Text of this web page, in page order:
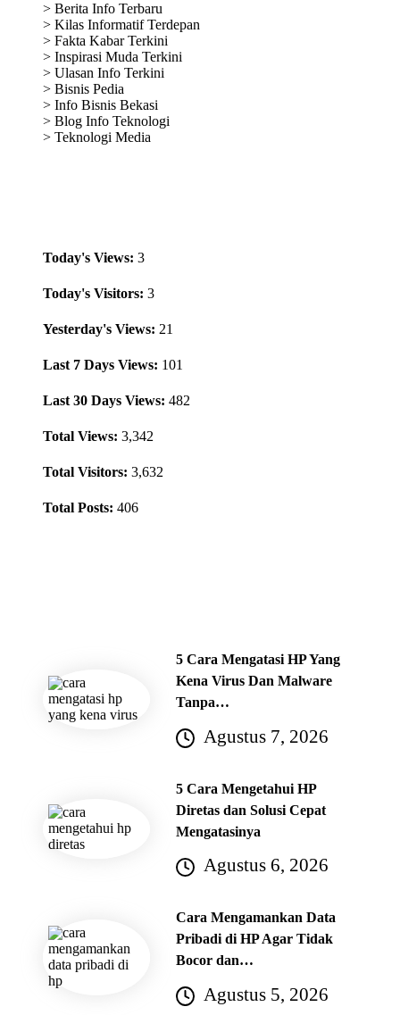
> Berita Info Terbaru
> Kilas Informatif Terdepan
> Fakta Kabar Terkini
> Inspirasi Muda Terkini
> Ulasan Info Terkini
> Bisnis Pedia
> Info Bisnis Bekasi
> Blog Info Teknologi
> Teknologi Media
Today's Views: 3
Today's Visitors: 3
Yesterday's Views: 21
Last 7 Days Views: 101
Last 30 Days Views: 482
Total Views: 3,342
Total Visitors: 3,632
Total Posts: 406
5 Cara Mengatasi HP Yang
Kena Virus Dan Malware
Tanpa…
Agustus 7, 2026
5 Cara Mengetahui HP
Diretas dan Solusi Cepat
Mengatasinya
Agustus 6, 2026
Cara Mengamankan Data
Pribadi di HP Agar Tidak
Bocor dan…
Agustus 5, 2026